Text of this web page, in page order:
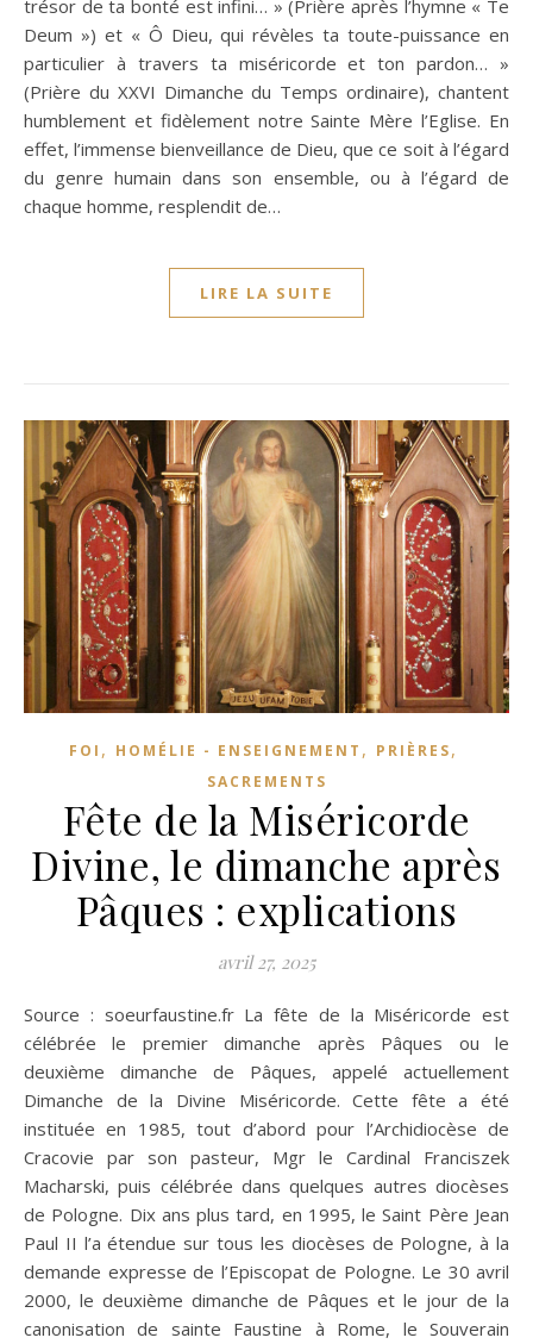
trésor de ta bonté est infini… » (Prière après l’hymne « Te
Deum ») et « Ô Dieu, qui révèles ta toute-puissance en
particulier à travers ta miséricorde et ton pardon… »
(Prière du XXVI Dimanche du Temps ordinaire), chantent
humblement et fidèlement notre Sainte Mère l’Eglise. En
effet, l’immense bienveillance de Dieu, que ce soit à l’égard
du genre humain dans son ensemble, ou à l’égard de
chaque homme, resplendit de…
LIRE LA SUITE
FOI , HOMÉLIE - ENSEIGNEMENT , PRIÈRES,
SACREMENTS
Fête de la Miséricorde
Divine, le dimanche après
Pâques : explications
avril 27, 2025
Source : soeurfaustine.fr La fête de la Miséricorde est
célébrée le premier dimanche après Pâques ou le
deuxième dimanche de Pâques, appelé actuellement
Dimanche de la Divine Miséricorde. Cette fête a été
instituée en 1985, tout d’abord pour l’Archidiocèse de
Cracovie par son pasteur, Mgr le Cardinal Franciszek
Macharski, puis célébrée dans quelques autres diocèses
de Pologne. Dix ans plus tard, en 1995, le Saint Père Jean
Paul II l’a étendue sur tous les diocèses de Pologne, à la
demande expresse de l’Episcopat de Pologne. Le 30 avril
2000, le deuxième dimanche de Pâques et le jour de la
canonisation de sainte Faustine à Rome, le Souverain